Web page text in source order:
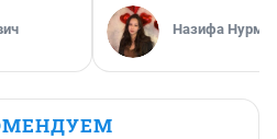
Назифа